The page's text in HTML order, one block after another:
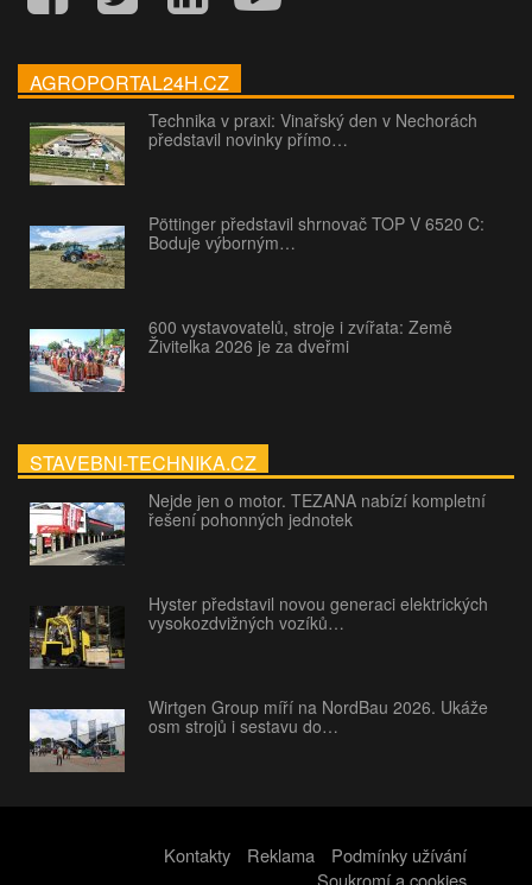
AGROPORTAL24H.CZ
Technika v praxi: Vinařský den v Nechorách
představil novinky přímo…
Pöttinger představil shrnovač TOP V 6520 C:
Boduje výborným…
600 vystavovatelů, stroje i zvířata: Země
Živitelka 2026 je za dveřmi
STAVEBNI-TECHNIKA.CZ
Nejde jen o motor. TEZANA nabízí kompletní
řešení pohonných jednotek
Hyster představil novou generaci elektrických
vysokozdvižných vozíků…
Wirtgen Group míří na NordBau 2026. Ukáže
osm strojů i sestavu do…
Kontakty Reklama
Podmínky užívání
Soukromí a cookies